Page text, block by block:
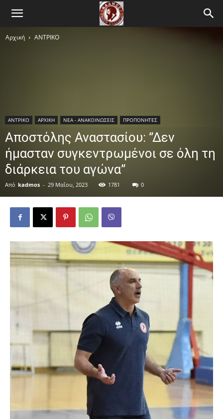
Αρχική ΑΝTΡΙΚΟ
ΑΝTΡΙΚΟ ΑΡΧΙΚΗ ΝΕΑ - ΑΝΑΚΟΙΝΩΣΕΙΣ ΠΡΟΠΟΝΗΤΕΣ
Αποστόλης Αναστασίου: ”Δεν
ήμασταν συγκεντρωμένοι σε όλη τη
διάρκεια του αγώνα”
Από kadmos - 29 Μαΐου, 2023 1781 0